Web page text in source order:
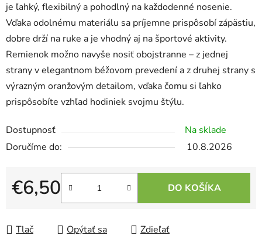
je ľahký, flexibilný a pohodlný na každodenné nosenie.
Vďaka odolnému materiálu sa príjemne prispôsobí zápästiu,
dobre drží na ruke a je vhodný aj na športové aktivity.
Remienok možno navyše nosiť obojstranne – z jednej
strany v elegantnom béžovom prevedení a z druhej strany s
výrazným oranžovým detailom, vďaka čomu si ľahko
prispôsobíte vzhľad hodiniek svojmu štýlu.
Dostupnosť
Na sklade
10.8.2026
€6,50
Jednotková cena:
DO KOŠÍKA
Tlač Opýtať sa Zdieľať